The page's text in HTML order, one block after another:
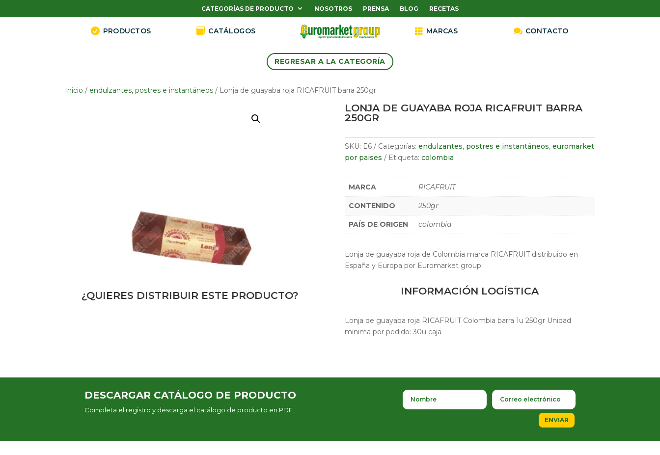
CATEGORÍAS DE PRODUCTO NOSOTROS PRENSA BLOG RECETAS
 PRODUCTOS  CATÁLOGOS  MARCAS  CONTACTO
REGRESAR A LA CATEGORÍA
Inicio / endulzantes, postres e instantáneos / Lonja de guayaba roja RICAFRUIT barra 250gr
¿QUIERES DISTRIBUIR ESTE PRODUCTO?
LONJA DE GUAYABA ROJA RICAFRUIT BARRA
250GR
SKU: E6 Categorías: endulzantes, postres e instantáneos, euromarket
por paises
Etiqueta: colombia
MARCA RICAFRUIT
CONTENIDO 250gr
PAÍS DE ORIGEN colombia
Lonja de guayaba roja de Colombia marca RICAFRUIT distribuido en
España y Europa por Euromarket group.
INFORMACIÓN LOGÍSTICA
Lonja de guayaba roja RICAFRUIT Colombia barra 1u 250gr Unidad
minima por pedido: 30u caja
DESCARGAR CATÁLOGO DE PRODUCTO
Completa el registro y descarga el catálogo de producto en PDF.
ENVIAR